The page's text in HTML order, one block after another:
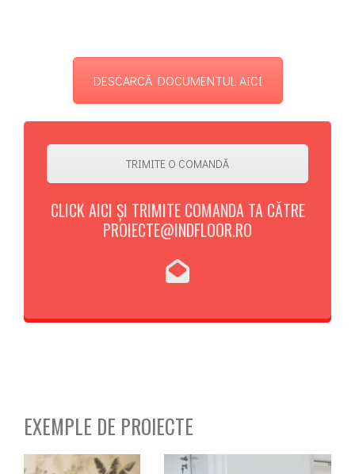
DESCARCĂ DOCUMENTUL AICI
TRIMITE O COMANDĂ
CLICK AICI ȘI TRIMITE COMANDA TA CĂTRE
PROIECTE@INDFLOOR.RO
EXEMPLE DE PROIECTE